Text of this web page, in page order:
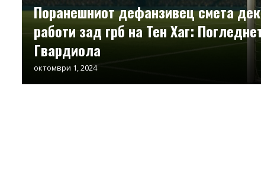
Поранешниот дефанзивец смета
работи зад грб на Тен Хаг:
Гвардиола
октомври 1, 2024